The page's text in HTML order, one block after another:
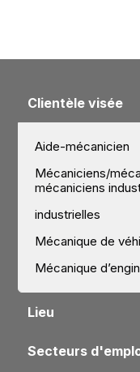
Clientèle visée
Aide-mécanicien
Mécaniciens/
mécaniciens
industrielles
Mécanique de
Mécanique
Lieu
Secteurs